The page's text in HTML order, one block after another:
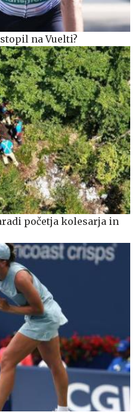
na Vuelti?
početja kolesarja in